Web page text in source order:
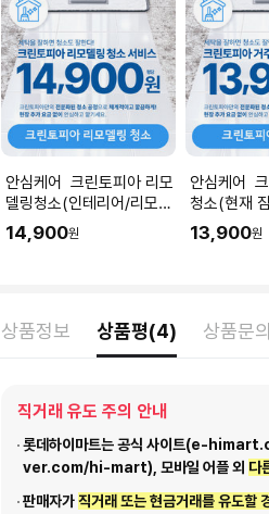
안심케어 크린토피아 리모
델링청소(인테리어/리모델
링 공사 직후) I 공간 평수
에 맞춰 수량을 입력해주세
14,900원
안심케어
청소(현재
청소) I 공간
수량을 입력
13,900원
상품정보 상품평(4) 상품문의
직거래 유도 주의 안내
롯데하이마트는 공식 사이트(e-
ver.com/hi-mart), 모바일 어플 외 다
판매자가직거래 또는 현금거래를 유도할